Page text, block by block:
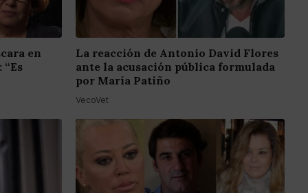
en
La reacción de Antonio David Flores
ante la acusación pública formulada
por María Patiño
VecoVet